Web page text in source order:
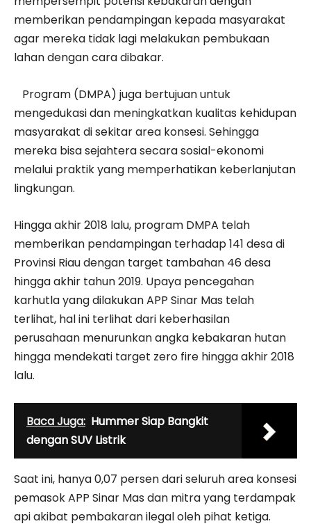
memberikan pendampingan kepada masyarakat
agar mereka tidak lagi melakukan pembukaan
lahan dengan cara dibakar.
Program (DMPA) juga bertujuan untuk
mengedukasi dan meningkatkan kualitas kehidupan
masyarakat di sekitar area konsesi. Sehingga
mereka bisa sejahtera secara sosial-ekonomi
melalui praktik yang memperhatikan keberlanjutan
lingkungan.
Hingga akhir 2018 lalu, program DMPA telah
memberikan pendampingan terhadap 141 desa di
Provinsi Riau dengan target tambahan 46 desa
hingga akhir tahun 2019. Upaya pencegahan
karhutla yang dilakukan APP Sinar Mas telah
terlihat, hal ini terlihat dari keberhasilan
perusahaan menurunkan angka kebakaran hutan
hingga mendekati target zero fire hingga akhir 2018
lalu.
Baca Juga: Hummer Siap Bangkit
dengan SUV Listrik
Saat ini, hanya 0,07 persen dari seluruh area konsesi
pemasok APP Sinar Mas dan mitra yang terdampak
api akibat pembakaran ilegal oleh pihat ketiga.